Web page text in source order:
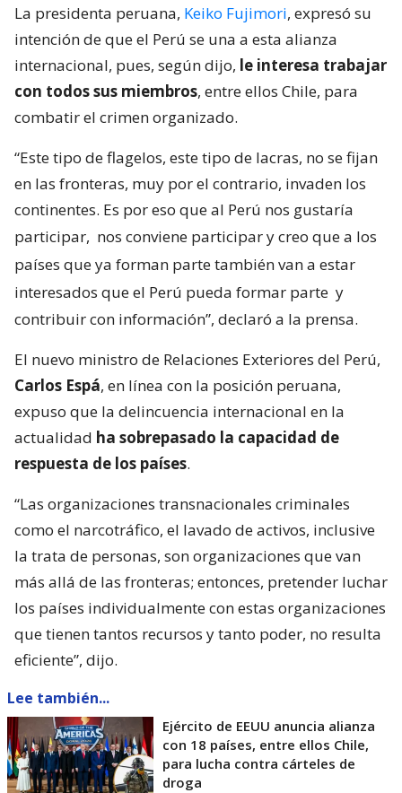
La presidenta peruana, Keiko Fujimori, expresó su
intención de que el Perú se una a esta alianza
internacional, pues, según dijo, le interesa trabajar
con todos sus miembros, entre ellos Chile, para
combatir el crimen organizado.
“Este tipo de flagelos, este tipo de lacras, no se fijan
en las fronteras, muy por el contrario, invaden los
continentes. Es por eso que al Perú nos gustaría
participar, nos conviene participar y creo que a los
países que ya forman parte también van a estar
interesados que el Perú pueda formar parte y
contribuir con información”, declaró a la prensa.
El nuevo ministro de Relaciones Exteriores del Perú,
Carlos Espá, en línea con la posición peruana,
expuso que la delincuencia internacional en la
actualidad ha sobrepasado la capacidad de
respuesta de los países.
“Las organizaciones transnacionales criminales
como el narcotráfico, el lavado de activos, inclusive
la trata de personas, son organizaciones que van
más allá de las fronteras; entonces, pretender luchar
los países individualmente con estas organizaciones
que tienen tantos recursos y tanto poder, no resulta
eficiente”, dijo.
Lee también...
Ejército de EEUU anuncia alianza
con 18 países, entre ellos Chile,
para lucha contra cárteles de
droga